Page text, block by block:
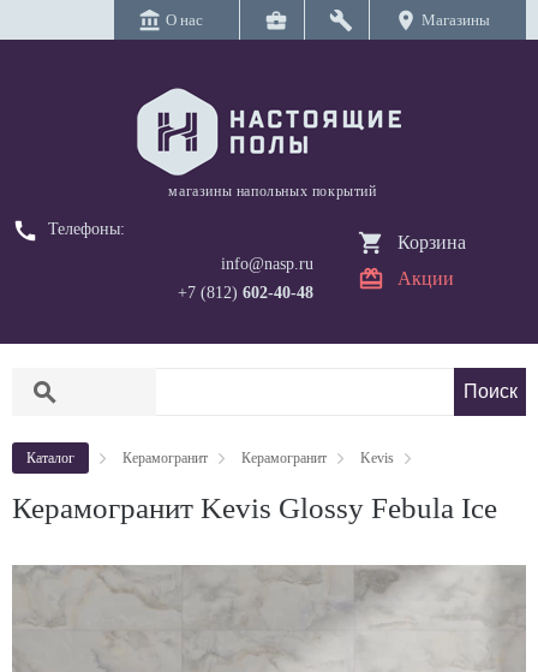
account_balance О нас business_center build location_on Магазины
магазины напольных покрытий
call
Телефоны:
info@nasp.ru
+7 (812) 602-40-48
Корзина
Акции
search
Каталог Керамогранит Керамогранит Kevis
Керамогранит Kevis Glossy Febula Ice